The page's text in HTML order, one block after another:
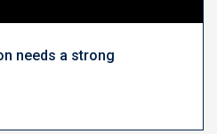
needs a strong